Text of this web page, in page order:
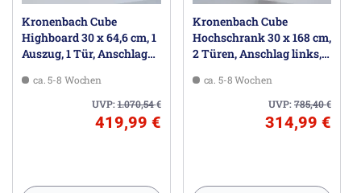
Kronenbach Cube
Highboard 30 x 64,6 cm, 1
Auszug, 1 Tür, Anschlag
ca. 5-8 Wochen
UVP:1.070,54€
419,99 €
Kronenbach Cube
Hochschrank 30 x 168 cm,
2 Türen, Anschlag links,
ca. 5-8 Wochen
UVP:785,40€
314,99 €